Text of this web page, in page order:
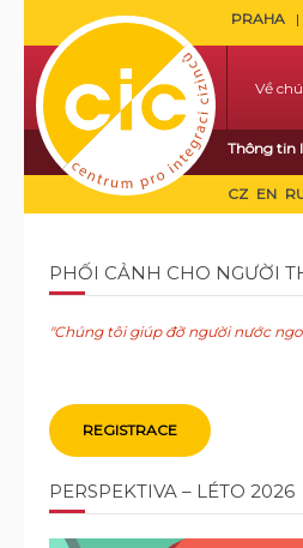
PRAHA
Về
Thông tin
CZ EN
PHỐI CẢNH CHO NGƯỜI
"Chúng tôi giúp đỡ người nước
REGISTRACE
PERSPEKTIVA – LÉTO 2026